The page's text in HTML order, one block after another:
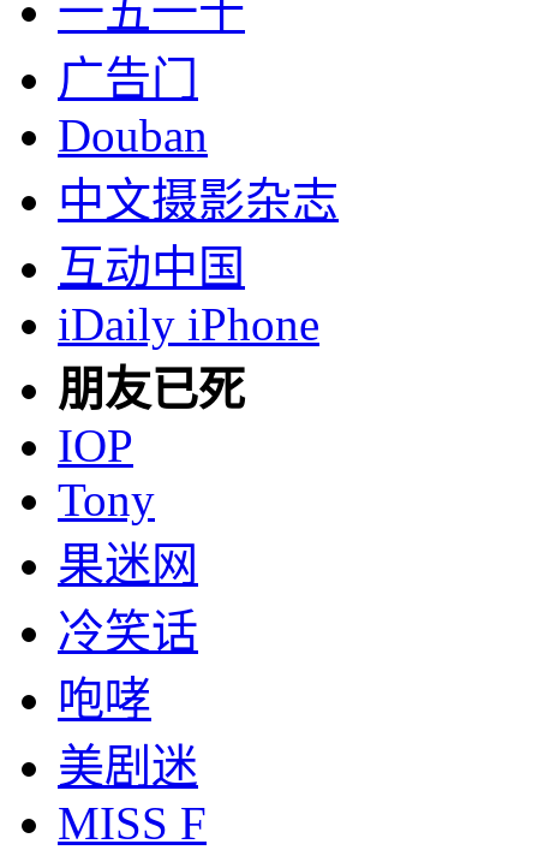
一五一十
广告门
Douban
中文摄影杂志
互动中国
iDaily iPhone
朋友已死
IOP
Tony
果迷网
冷笑话
咆哮
美剧迷
MISS F